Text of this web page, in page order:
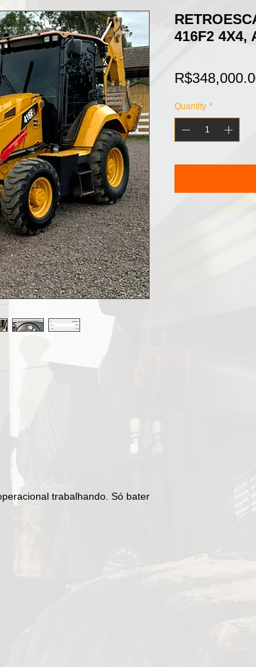
trabalhando. Só bater
416F2 4X4,
Quantity *